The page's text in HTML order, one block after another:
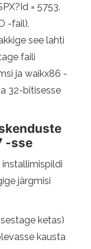
= 5753.
-fail),
see lahti
faili
ja waikx86 -
32-bitisesse
-sse
järgmisi
ketas)
kausta